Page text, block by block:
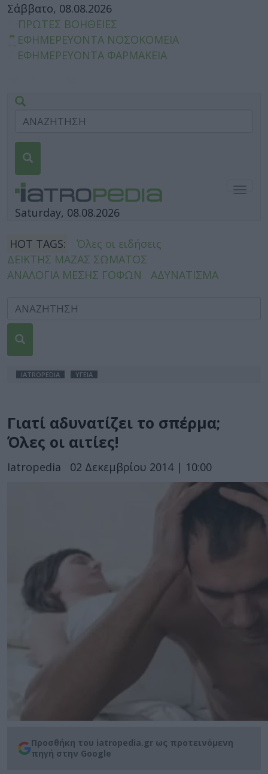
Σάββατο, 08.08.2026
ΠΡΩΤΕΣ ΒΟΗΘΕΙΕΣ
ΕΦΗΜΕΡΕΥΟΝΤΑ ΝΟΣΟΚΟΜΕΙΑ
ΕΦΗΜΕΡΕΥΟΝΤΑ ΦΑΡΜΑΚΕΙΑ
Saturday, 08.08.2026
HOT TAGS:
Όλες οι ειδήσεις
ΔΕΙΚΤΗΣ ΜΑΖΑΣ ΣΩΜΑΤΟΣ
ΑΝΑΛΟΓΙΑ ΜΕΣΗΣ ΓΟΦΩΝ
ΑΔΥΝΑΤΙΣΜΑ
IATROPEDIA ΥΓΕΙΑ
Γιατί αδυνατίζει το σπέρμα;
Όλες οι αιτίες!
Iatropedia 02 Δεκεμβρίου 2014 | 10:00
Προσθήκη του iatropedia.gr ως προτεινόμενη
πηγή στην Google